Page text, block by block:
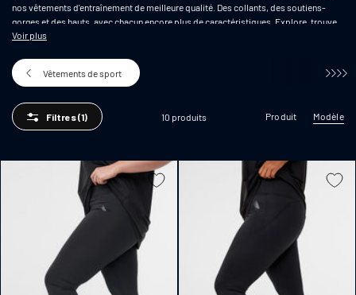
nos vêtements d'entraînement de meilleure qualité. Des collants, des soutiens-
gorges et des hauts, avec chacun encore plus de caractéristiques. Explore, trouve
tesvêtements d'entraînement
Voir plus
Vêtements de sport
Filtres(1) 10 produits Produit Modèle